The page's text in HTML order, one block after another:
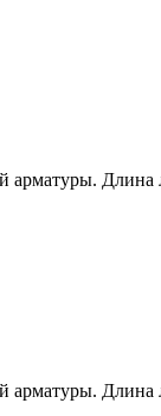
арматуры.
арматуры.